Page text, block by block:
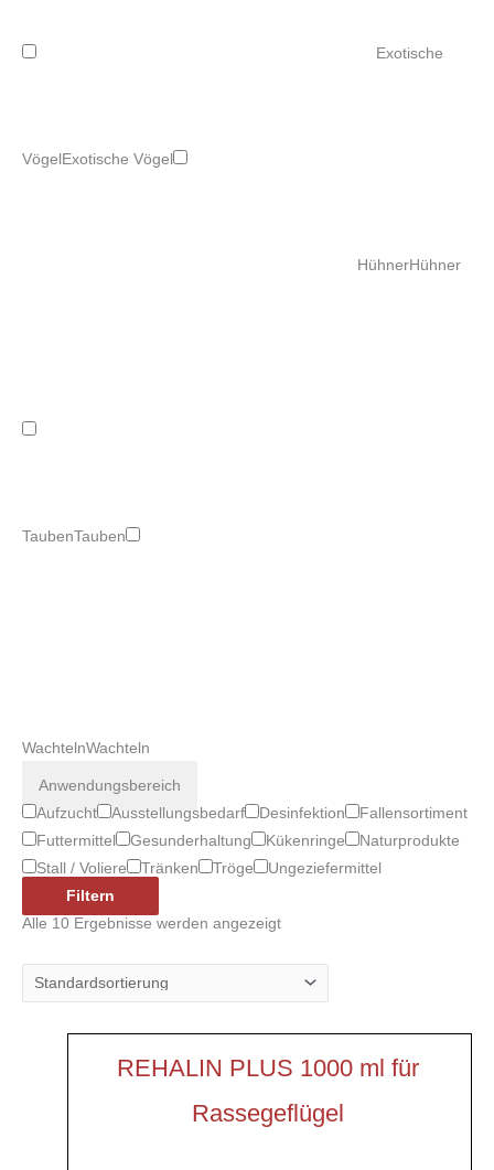
Exotische
Vögel Exotische Vögel
HühnerHühner
TaubenTauben
WachtelnWachteln
Anwendungsbereich
Aufzucht
Ausstellungsbedarf Desinfektion
Fallensortiment
Futtermittel
Gesunderhaltung Kükenringe
Naturprodukte
Stall / Voliere
Tränken Tröge
Ungeziefermittel
Filtern
Alle 10 Ergebnisse werden angezeigt
REHALIN PLUS 1000 ml für
Rassegeflügel